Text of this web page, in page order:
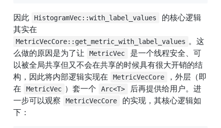
因此 HistogramVec::with_label_values
的核心逻辑
MetricVecCore::get_metric_with_label_values 。这
么做的原因是为了让
MetricVec
是一个线程安全、可
以被全局共享但又不会在共享的时候具有很大开销的结
构，因此将内部逻辑实现在
MetricVecCore
，外层（即
在
MetricVec ）套一个 Arc<T>
后再提供给用户。进
一步可以观察
MetricVecCore
的实现，其核心逻辑如
下：